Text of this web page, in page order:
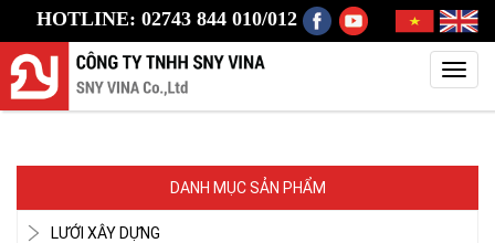
HOTLINE: 02743 844 010/012
DANH MỤC SẢN PHẨM
LƯỚI XÂY DỰNG